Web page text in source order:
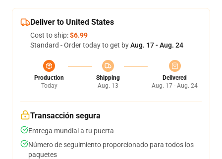
Deliver to United States
Cost to ship:$6.99
Standard - Order today to get byAug. 17 - Aug. 24
Production
Today
Shipping
Aug. 13
Delivered
Aug. 17 - Aug. 24
Transacción segura
Entrega mundial a tu puerta
Número de seguimiento proporcionado para todos los
paquetes